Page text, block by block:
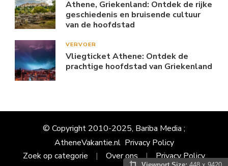
Athene, Griekenland: Ontdek de rijke
geschiedenis en bruisende cultuur
van de hoofdstad
VERVOER
Vliegticket Athene: Ontdek de
prachtige hoofdstad van Griekenland
© Copyright 2010-2025, Bariba Media ;
AtheneVakantie.nl Privacy Policy
Zoek op categorie
Over ons Privacy Policy